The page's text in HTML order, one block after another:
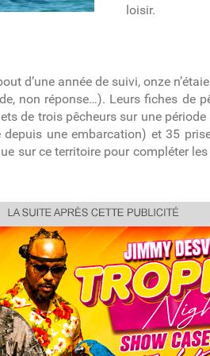
loisir.
d’une année de suivi, onze
non réponse…). Leurs fiches de
de trois pêcheurs sur une
une embarcation) et 35
sur ce territoire pour compléter